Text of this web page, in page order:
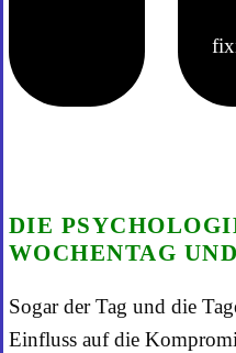
DIE
WOCHENTAG
Sogar der Tag und die
Einfluss auf die